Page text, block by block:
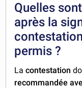
Quelles
après la
permis ?
Lacontestation
recommandée